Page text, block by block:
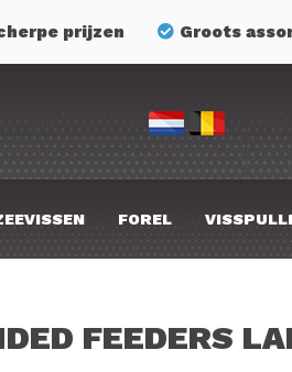
prijzen Groots
FOREL
FEEDERS